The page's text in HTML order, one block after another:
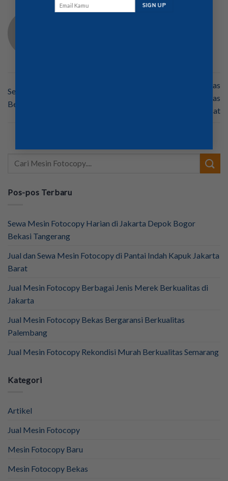
Sewa Mesin Fotocopy Bekas
Bergaransi dan Berkualitas
Jual Mesin Fotocopy Bekas
Bergaransi dan Berkualitas
Jakarta Pusat
Pos-pos Terbaru
Sewa Mesin Fotocopy Harian di Jakarta Depok Bogor
Bekasi Tangerang
Jual dan Sewa Mesin Fotocopy di Pantai Indah Kapuk Jakarta
Barat
Jual Mesin Fotocopy Berbagai Jenis Merek Berkualitas di
Jakarta
Jual Mesin Fotocopy Bekas Bergaransi Berkualitas
Palembang
Jual Mesin Fotocopy Rekondisi Murah Berkualitas Semarang
Kategori
Artikel
Jual Mesin Fotocopy
Mesin Fotocopy Baru
Mesin Fotocopy Bekas